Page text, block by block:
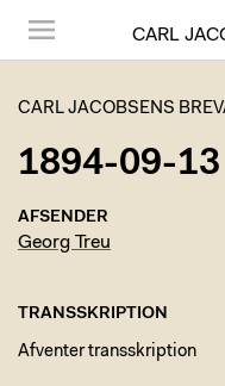
CARL
CARL JACOBSENS
1894-09-13
AFSENDER
Georg Treu
TRANSSKRIPTION
Afventer transskription